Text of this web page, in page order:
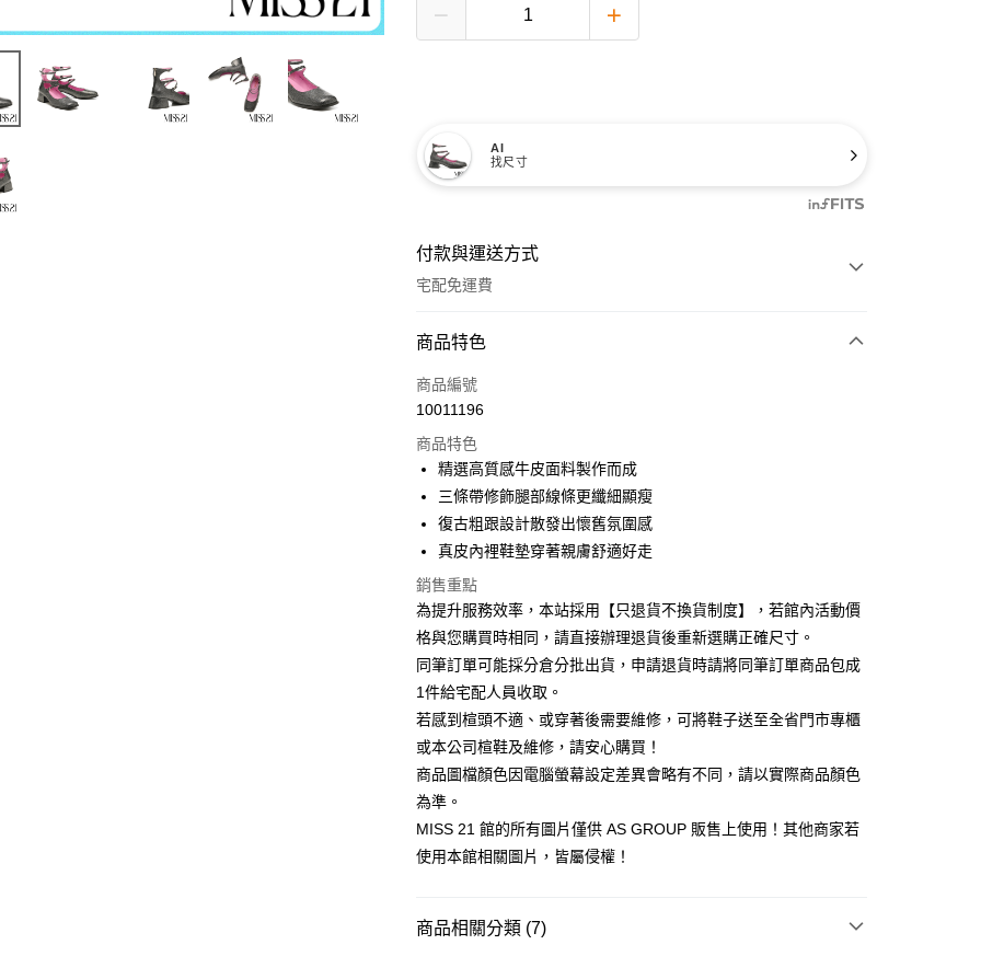
AI
找尺寸
付款與運送方式
宅配免運費
付款方式
信用卡一次付款
3 期 0 利率 每期 NT$460
合作金庫商業銀行
華南商業銀行
國泰世華商業銀行
臺灣中小企業銀行
匯豐（台灣）商業銀行
華泰商業銀行
聯邦商業銀行
遠東國際商業銀行
玉山商業銀行
星展（台灣）商業銀行
台新國際商業銀行
台灣樂天信用卡公司
6 期 0 利率 每期NT$230
合作金庫商業銀行
華南商業銀行
國泰世華商業銀行
臺灣中小企業銀行
台中商業銀行
匯豐（台灣）商業銀行
華泰商業銀行
聯邦商業銀行
遠東國際商業銀行
元大商業銀行
台新國際商業銀行
中國信託商業銀行
台灣樂天信用卡公司
12 期 0 利率 每期NT$115
合作金庫商業銀行
華南商業銀行
上海商業儲蓄銀行
台北富邦商業銀行
臺灣中小企業銀行
台中商業銀行
匯豐（台灣）商業銀行
華泰商業銀行
聯邦商業銀行
元大商業銀行
永豐商業銀行
玉山商業銀行
台灣樂天信用卡公司
LINE Pay
Apple Pay
街口支付
悠遊付
Google Pay
ATM付款
貨到付款
付款後全家取貨-固定運費
商品特色
商品編號
10011196
商品特色
精選高質感牛皮面料製作而成
三條帶修飾腿部線條更纖細顯瘦
復古粗跟設計散發出懷舊氛圍感
真皮內裡鞋墊穿著親膚舒適好走
銷售重點
為提升服務效率，本站採用【只退貨不換貨制度】，若館內活動價
格與您購買時相同，請直接辦理退貨後重新選購正確尺寸。
同筆訂單可能採分倉分批出貨，申請退貨時請將同筆訂單商品包成
1件給宅配人員收取。
若感到楦頭不適、或穿著後需要維修，可將鞋子送至全省門市專櫃
或本公司楦鞋及維修，請安心購買！
商品圖檔顏色因電腦螢幕設定差異會略有不同，請以實際商品顏色
為準。
MISS 21 館的所有圖片僅供 AS GROUP 販售上使用！其他商家若
使用本館相關圖片，皆屬侵權！
商品相關分類 (7)